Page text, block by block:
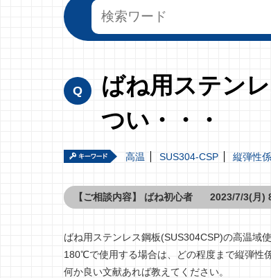
ばね用ステン
つい・・・
高温 SUS304-CSP 縦弾性
【ご相談内容】 ばね初心者 2023/7/3(月)
ばね用ステンレス鋼板(SUS304CSP)の高温域
180℃で使用する場合は、どの程度まで縦弾性
何か良い文献あれば教えてください。